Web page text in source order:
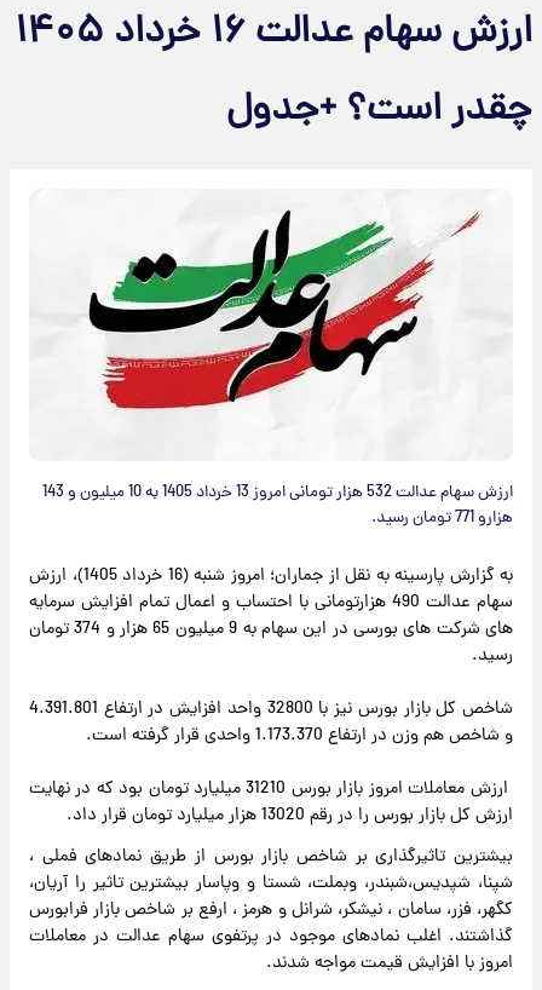
ارزش سهام عدالت ۱۶ خرداد ۱۴۰۵
چقدر است؟ +جدول
ارزش سهام عدالت 532 هزار تومانی امروز 13 خرداد 1405 به 10 میلیون و 143
هزارو 771 تومان رسید.
به گزارش پارسینه به نقل از جماران؛ امروز شنبه (16 خرداد 1405)، ارزش
سهام عدالت 490 هزارتومانی با احتساب و اعمال تمام افزایش سرمایه
های شرکت های بورسی در این سهام به 9 میلیون 65 هزار و 374 تومان
رسید.
شاخص کل بازار بورس نیز با 32800 واحد افزایش در ارتفاع 4.391.801
و شاخص هم وزن در ارتفاع 1.173.370 واحدی قرار گرفته است.
ارزش معاملات امروز بازار بورس 31210 میلیارد تومان بود که در نهایت
ارزش کل بازار بورس را در رقم 13020 هزار میلیارد تومان قرار داد.
بیشترین تاثیرگذاری بر شاخص بازار بورس از طریق نمادهای فملی ،
شپنا، شپدیس،شبندر، وبملت، شستا و وپاسار بیشترین تاثیر را آریان،
کگهر، فزر، سامان ، نیشکر، شرانل و هرمز ، ارفع بر شاخص بازار فرابورس
گذاشتند. اغلب نمادهای موجود در پرتفوی سهام عدالت در معاملات
امروز با افزایش قیمت مواجه شدند.